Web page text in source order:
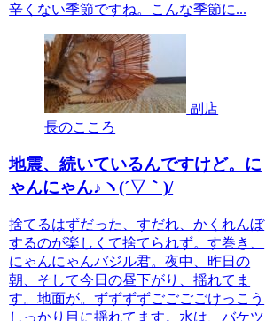
辛くない季節ですね。こんな季節に...
副店
長のこころ
地震、続いているんですけど。に
ゃんにゃん♪ヽ(´▽｀)/
捨てるはずだった、すだれ、かくれんぼ
するのが楽しくて捨てられず。す巻き、
にゃんにゃんバジル君。夜中、昨日の
朝、そして今日の昼下がり、揺れてま
す。地面が。ずずずずごごごごけっこう
しっかり目に揺れてます。水は、バケツ